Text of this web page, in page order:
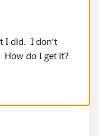
I did. I don't
How do I get it?